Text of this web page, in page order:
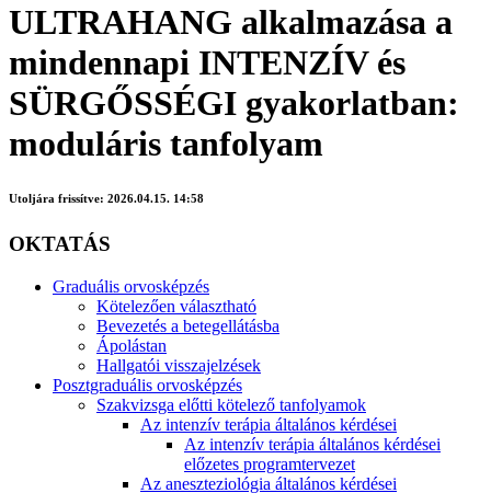
ULTRAHANG alkalmazása a
mindennapi INTENZÍV és
SÜRGŐSSÉGI gyakorlatban:
moduláris tanfolyam
Utoljára frissítve: 2026.04.15. 14:58
OKTATÁS
Graduális orvosképzés
Kötelezően választható
Bevezetés a betegellátásba
Ápolástan
Hallgatói visszajelzések
Posztgraduális orvosképzés
Szakvizsga előtti kötelező tanfolyamok
Az intenzív terápia általános kérdései
Az intenzív terápia általános kérdései
előzetes programtervezet
Az aneszteziológia általános kérdései